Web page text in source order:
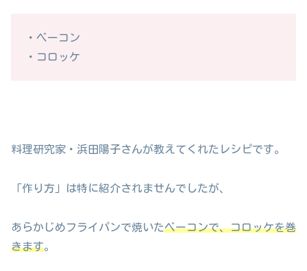
・ベーコン
・コロッケ
料理研究家・浜田陽子さんが教えてくれたレシピです。
「作り方」は特に紹介されませんでしたが、
あらかじめフライパンで焼いたベーコンで、コロッケを巻
きます。